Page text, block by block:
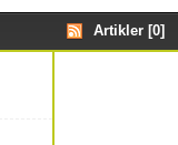
Artikler [0]